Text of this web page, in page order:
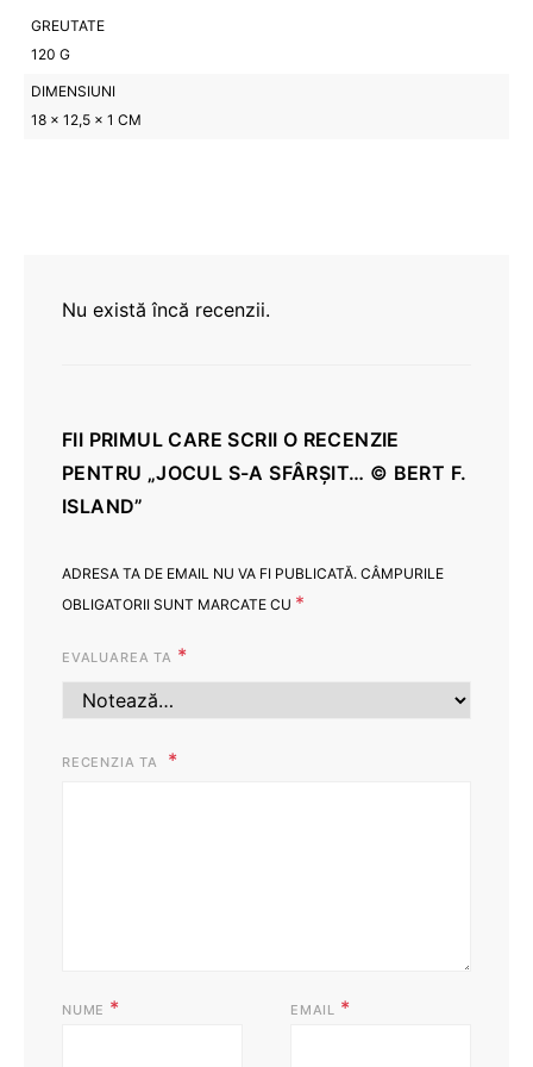
GREUTATE
120 G
DIMENSIUNI
18 × 12,5 × 1 CM
Nu există încă recenzii.
FII PRIMUL CARE SCRII O RECENZIE
PENTRU „JOCUL S-A SFÂRȘIT… © BERT F.
ISLAND”
ADRESA TA DE EMAIL NU VA FI PUBLICATĂ. CÂMPURILE
OBLIGATORII SUNT MARCATE CU *
EVALUAREA TA *
RECENZIA TA
NUME * EMAIL *